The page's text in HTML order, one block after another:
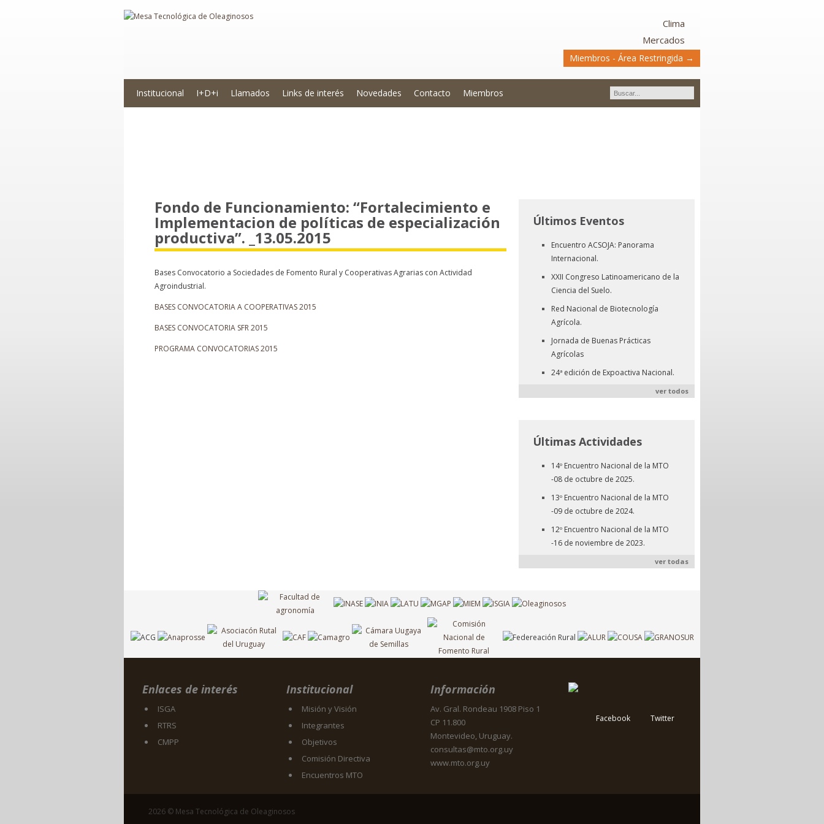
Clima
Mercados
Miembros - Área Restringida →
Institucional I+D+i Llamados Links de interés Novedades Contacto Miembros
Fondo de Funcionamiento: “Fortalecimiento e
Implementacion de políticas de especialización
productiva”. _13.05.2015
Bases Convocatorio a Sociedades de Fomento Rural y Cooperativas Agrarias con Actividad
Agroindustrial.
BASES CONVOCATORIA A COOPERATIVAS 2015
BASES CONVOCATORIA SFR 2015
PROGRAMA CONVOCATORIAS 2015
Últimos Eventos
Encuentro ACSOJA: Panorama
Internacional.
XXII Congreso Latinoamericano de la
Ciencia del Suelo.
Red Nacional de Biotecnología
Agrícola.
Jornada de Buenas Prácticas
Agrícolas
24ª edición de Expoactiva Nacional.
ver todos
Últimas Actividades
14º Encuentro Nacional de la MTO
-08 de octubre de 2025.
13º Encuentro Nacional de la MTO
-09 de octubre de 2024.
12º Encuentro Nacional de la MTO
-16 de noviembre de 2023.
ver todas
Enlaces de interés
ISGA
RTRS
CMPP
Institucional
Misión y Visión
Integrantes
Objetivos
Comisión Directiva
Encuentros MTO
Información
Av. Gral. Rondeau 1908 Piso 1
CP 11.800
Montevideo, Uruguay.
consultas@mto.org.uy
www.mto.org.uy
Facebook Twitter
2026 © Mesa Tecnológica de Oleaginosos